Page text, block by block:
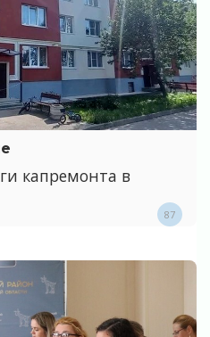
капремонта в
87